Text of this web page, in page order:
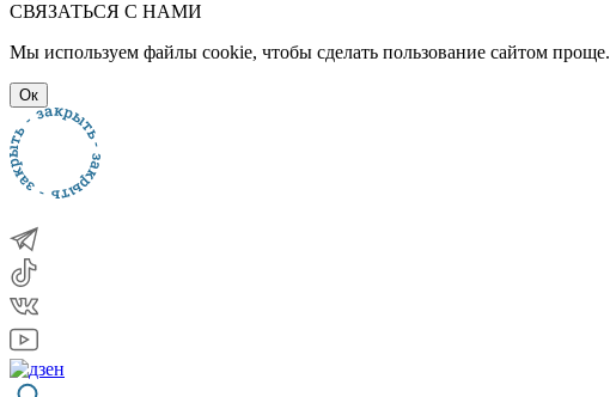
СВЯЗАТЬСЯ С НАМИ
Мы используем файлы cookie, чтобы сделать пользование сайтом проще.
Ок